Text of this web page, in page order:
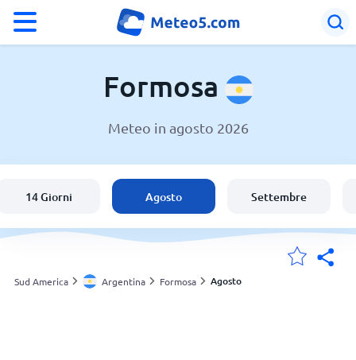
Meteo a Formosa
Italia
Svizzera
Formosa
Meteo in agosto 2026
14 Giorni Agosto Settembre
Sud America Argentina Formosa Agosto